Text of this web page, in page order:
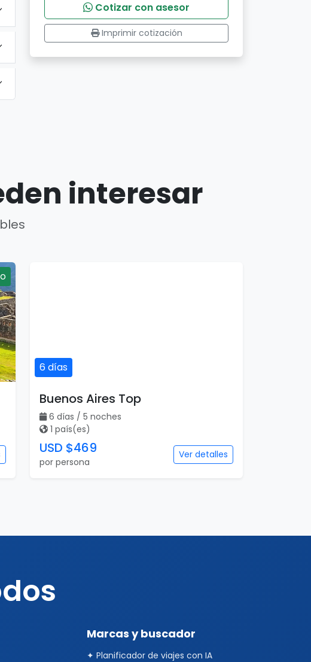
Cotizar con asesor
Imprimir cotización
interesar
6 días
Buenos Aires Top
6 días / 5 noches
1 país(es)
USD $469
por persona
Ver detalles
Marcas y buscador
✦ Planificador de viajes con IA